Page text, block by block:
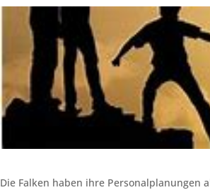
Die Falken haben ihre Personalplanungen